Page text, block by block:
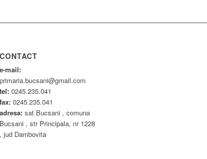
CONTACT
e-mail:
primaria.bucsani@gmail.com
tel: 0245.235.041
fax: 0245.235.041
adresa: sat Bucsani , comuna
Bucsani , str Principala, nr 1228
, jud Dambovita